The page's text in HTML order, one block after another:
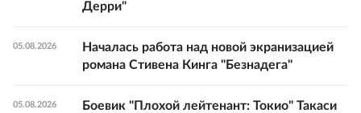
Дерри"
05.08.2026
Началась работа над новой экранизацией
романа Стивена Кинга "Безнадега"
05.08.2026
Боевик "Плохой лейтенант: Токио" Такаси